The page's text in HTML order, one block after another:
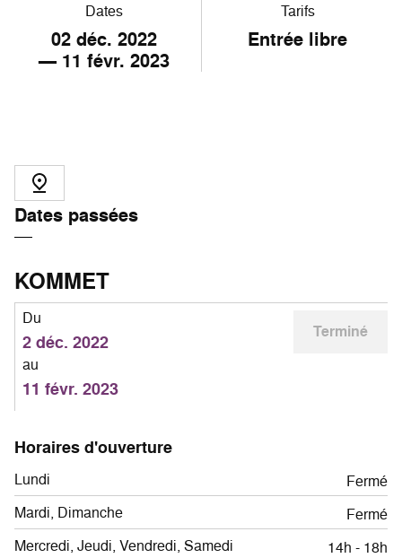
Dates
02 déc. 2022
— 11 févr. 2023
Tarifs
Entrée libre
Dates passées
KOMMET
Du
2 déc. 2022
au
11 févr. 2023
Terminé
Horaires d'ouverture
Lundi
Fermé
Mardi, Dimanche
Fermé
Mercredi, Jeudi, Vendredi, Samedi
14h - 18h